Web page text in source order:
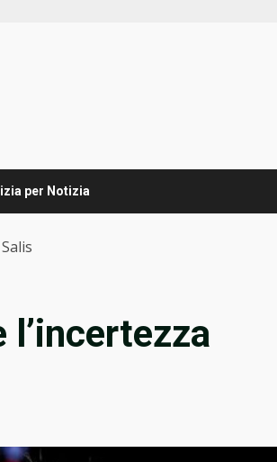
per Notizia
l’incertezza